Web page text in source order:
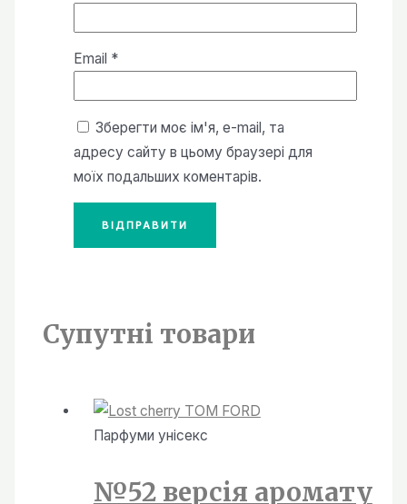
Email *
Зберегти моє ім'я, e-mail, та
адресу сайту в цьому браузері для
моїх подальших коментарів.
Супутні товари
Парфуми унiсекс
№52 версія аромату